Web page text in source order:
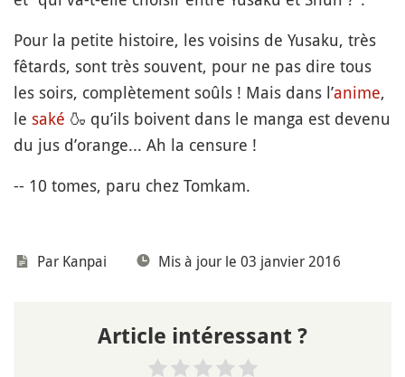
Pour la petite histoire, les voisins de Yusaku, très
fêtards, sont très souvent, pour ne pas dire tous
les soirs, complètement soûls ! Mais dans l’anime,
le saké 🍶 qu’ils boivent dans le manga est devenu
du jus d’orange... Ah la censure !
-- 10 tomes, paru chez Tomkam.
Par Kanpai Mis à jour le 03 janvier 2016
Article intéressant ?